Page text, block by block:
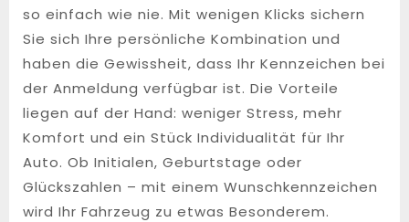
so einfach wie nie. Mit wenigen Klicks sichern
Sie sich Ihre persönliche Kombination und
haben die Gewissheit, dass Ihr Kennzeichen bei
der Anmeldung verfügbar ist. Die Vorteile
liegen auf der Hand: weniger Stress, mehr
Komfort und ein Stück Individualität für Ihr
Auto. Ob Initialen, Geburtstage oder
Glückszahlen – mit einem Wunschkennzeichen
wird Ihr Fahrzeug zu etwas Besonderem.